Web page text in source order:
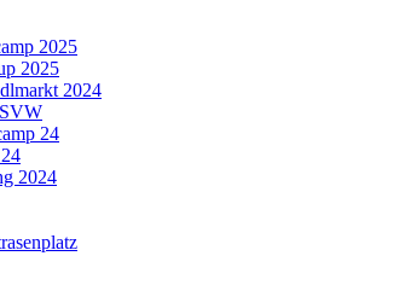
2025
2025
2024
24
2024